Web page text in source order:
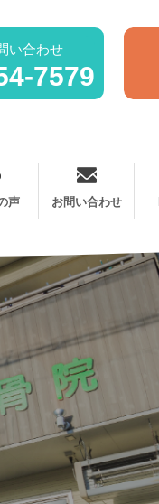
い合わせ
7579
声 お問い合わせ